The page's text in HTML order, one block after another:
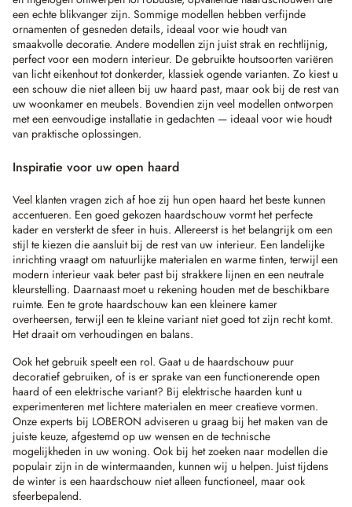
een echte blikvanger zijn. Sommige modellen hebben verfijnde
ornamenten of gesneden details, ideaal voor wie houdt van
smaakvolle decoratie. Andere modellen zijn juist strak en rechtlijnig,
perfect voor een modern interieur. De gebruikte houtsoorten variëren
van licht eikenhout tot donkerder, klassiek ogende varianten. Zo kiest u
een schouw die niet alleen bij uw haard past, maar ook bij de rest van
uw woonkamer en meubels. Bovendien zijn veel modellen ontworpen
met een eenvoudige installatie in gedachten — ideaal voor wie houdt
van praktische oplossingen.
Inspiratie voor uw open haard
Veel klanten vragen zich af hoe zij hun open haard het beste kunnen
accentueren. Een goed gekozen haardschouw vormt het perfecte
kader en versterkt de sfeer in huis. Allereerst is het belangrijk om een
stijl te kiezen die aansluit bij de rest van uw interieur. Een landelijke
inrichting vraagt om natuurlijke materialen en warme tinten, terwijl een
modern interieur vaak beter past bij strakkere lijnen en een neutrale
kleurstelling. Daarnaast moet u rekening houden met de beschikbare
ruimte. Een te grote haardschouw kan een kleinere kamer
overheersen, terwijl een te kleine variant niet goed tot zijn recht komt.
Het draait om verhoudingen en balans.
Ook het gebruik speelt een rol. Gaat u de haardschouw puur
decoratief gebruiken, of is er sprake van een functionerende open
haard of een elektrische variant? Bij elektrische haarden kunt u
experimenteren met lichtere materialen en meer creatieve vormen.
Onze experts bij LOBERON adviseren u graag bij het maken van de
juiste keuze, afgestemd op uw wensen en de technische
mogelijkheden in uw woning. Ook bij het zoeken naar modellen die
populair zijn in de wintermaanden, kunnen wij u helpen. Juist tijdens
de winter is een haardschouw niet alleen functioneel, maar ook
sfeerbepalend.